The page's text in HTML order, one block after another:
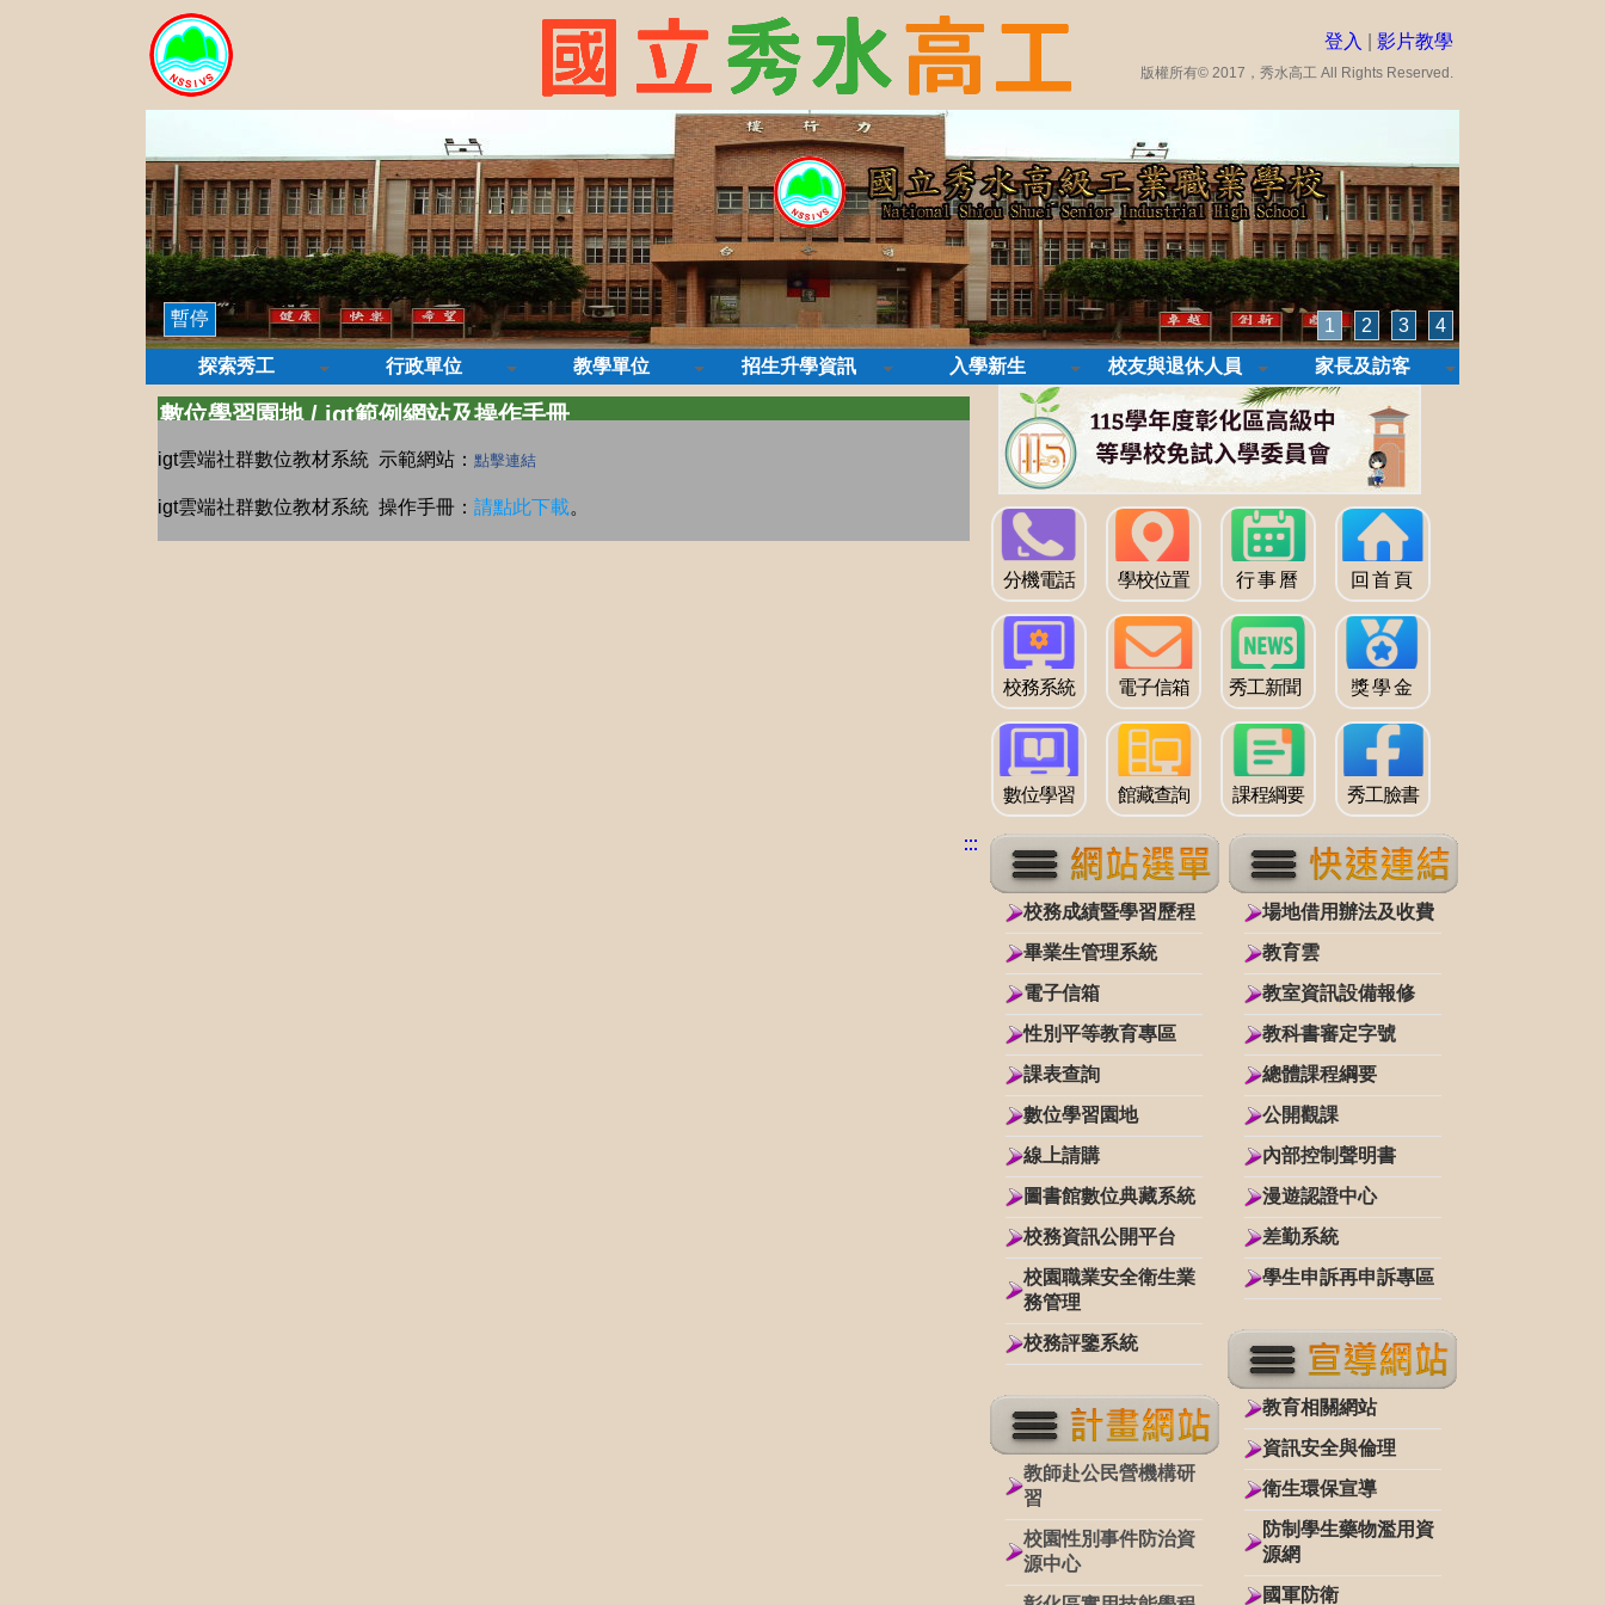
登入 影片教學
版權所有© 2017，秀水高工 All Rights Reserved.
暫停 1 2 3
4
探索秀工
行政單位 教學單位 招生升學資訊 入學新生 校友與退休人員 家長及訪客
數位學習園地/igt範例網站及操作手冊
igt雲端社群數位教材系統 示範網站： 點擊連結
igt雲端社群數位教材系統 操作手冊： 請點此下載。
分機電話 學校位置 行 事 曆 回 首 頁
校務系統 電子信箱 秀工新聞 獎 學 金
數位學習 館藏查詢 課程綱要 秀工臉書
:::
校務成績暨學習歷程
畢業生管理系統
電子信箱
性別平等教育專區
課表查詢
數位學習園地
線上請購
圖書館數位典藏系統
校務資訊公開平台
校園職業安全衛生業
務管理
校務評鑒系統
:::
教師赴公民營機構研
習
校園性別事件防治資
源中心
:::
場地借用辦法及收費
教育雲
教室資訊設備報修
教科書審定字號
總體課程綱要
公開觀課
內部控制聲明書
漫遊認證中心
差勤系統
學生申訴再申訴專區
:::
教育相關網站
資訊安全與倫理
衛生環保宣導
防制學生藥物濫用資
源網
國軍防衛